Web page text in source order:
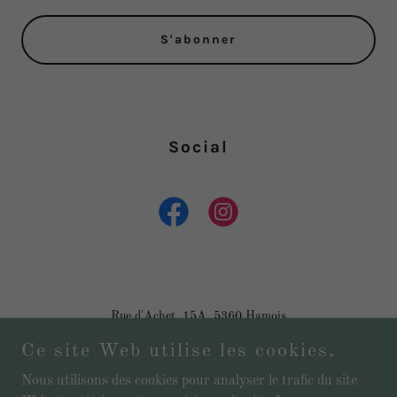
S'abonner
Social
Rue d'Achet, 15A, 5360 Hamois
réservés.
Numéro de TVA : BE 0842 551 304
Ce site Web utilise les cookies.
Nous utilisons des cookies pour analyser le trafic du site